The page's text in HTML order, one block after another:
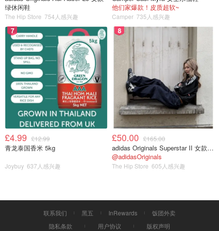
图片来自于@网络 ，版权属于原作者
啊我前面千交代万叮嘱让你涂防晒感情都是在说废话浪费口
小！涂不够量=白涂。 而且不同产品、不同的防晒霜，
系数都是不能叠加的！ 你涂这些面霜/隔离/粉底，其中一样
绿休闲鞋
The Hip Store 754人感兴趣
他们家爆款！皮质超软~
Camper 735人感兴趣
7
£4.99 £12.99
青龙泰国香米 5kg
Joybuy 637人感兴趣
8
£50.00 £165.00
adidas Originals Superstar II 女款串珠休闲鞋 黑色
@adidasOriginals
The Hip Store 605人感兴趣
联系我们 黑五 InRewards
饭团外卖
隐私条款
用户协议 版权声明